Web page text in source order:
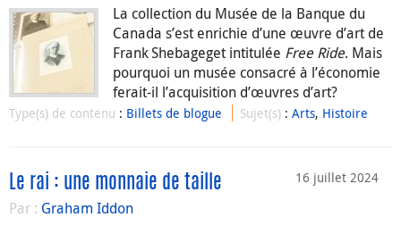
La collection du Musée de la Banque du
Canada s’est enrichie d’une œuvre d’art de
Frank Shebageget intitulée Free Ride. Mais
pourquoi un musée consacré à l’économie
ferait-il l’acquisition d’œuvres d’art?
Type(s) de contenu : Billets de blogue Sujet(s) :Arts, Histoire
16 juillet 2024
Le rai : une monnaie de taille
Par : Graham Iddon